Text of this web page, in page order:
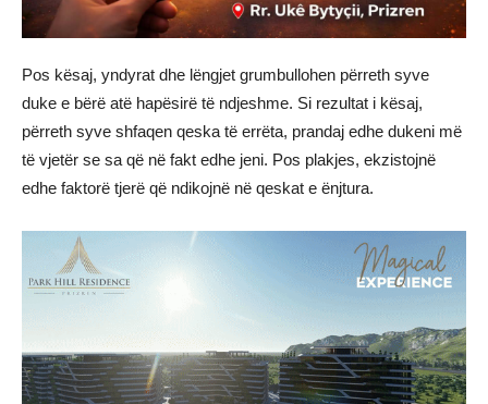
Pos kësaj, yndyrat dhe lëngjet grumbullohen përreth syve
duke e bërë atë hapësirë të ndjeshme. Si rezultat i kësaj,
përreth syve shfaqen qeska të errëta, prandaj edhe dukeni më
të vjetër se sa që në fakt edhe jeni. Pos plakjes, ekzistojnë
edhe faktorë tjerë që ndikojnë në qeskat e ënjtura.